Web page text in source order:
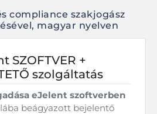
compliance szakjogász
magyar nyelven
SZOFTVER +
szolgáltatás
eJelent szoftverben
beágyazott bejelentő